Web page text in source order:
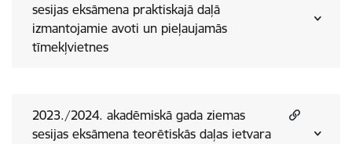
sesijas eksāmena praktiskajā daļā
izmantojamie avoti un pieļaujamās
tīmekļvietnes
2023./2024. akadēmiskā gada ziemas
sesijas eksāmena teorētiskās daļas ietvara